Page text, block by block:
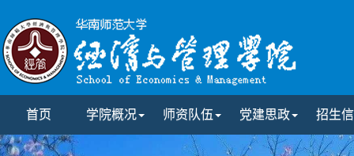
首页 学院概况 师资队伍 党建思政 招生